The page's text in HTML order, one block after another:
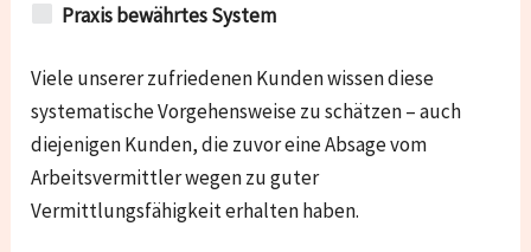
Praxis bewährtes System
Viele unserer zufriedenen Kunden wissen diese
systematische Vorgehensweise zu schätzen – auch
diejenigen Kunden, die zuvor eine Absage vom
Arbeitsvermittler wegen zu guter
Vermittlungsfähigkeit erhalten haben.